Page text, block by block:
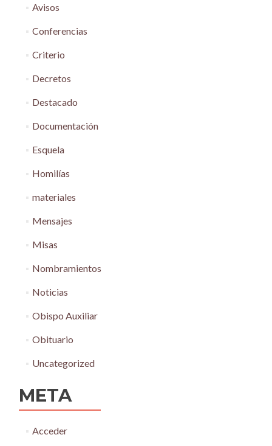
Avisos
Conferencias
Criterio
Decretos
Destacado
Documentación
Esquela
Homilías
materiales
Mensajes
Misas
Nombramientos
Noticias
Obispo Auxiliar
Obituario
Uncategorized
META
Acceder